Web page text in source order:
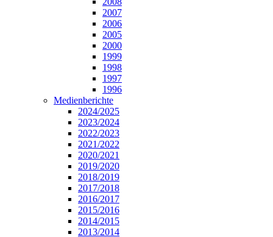
2007
2006
2005
2000
1999
1998
1997
1996
Medienberichte
2024/2025
2023/2024
2022/2023
2021/2022
2020/2021
2019/2020
2018/2019
2017/2018
2016/2017
2015/2016
2014/2015
2013/2014